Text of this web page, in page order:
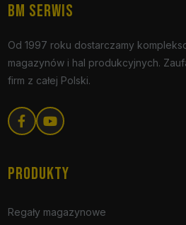
BM SERWIS
Od 1997 roku dostarczamy
magazynów i hal produkcyjnych.
firm z całej Polski.
PRODUKTY
Regały magazynowe